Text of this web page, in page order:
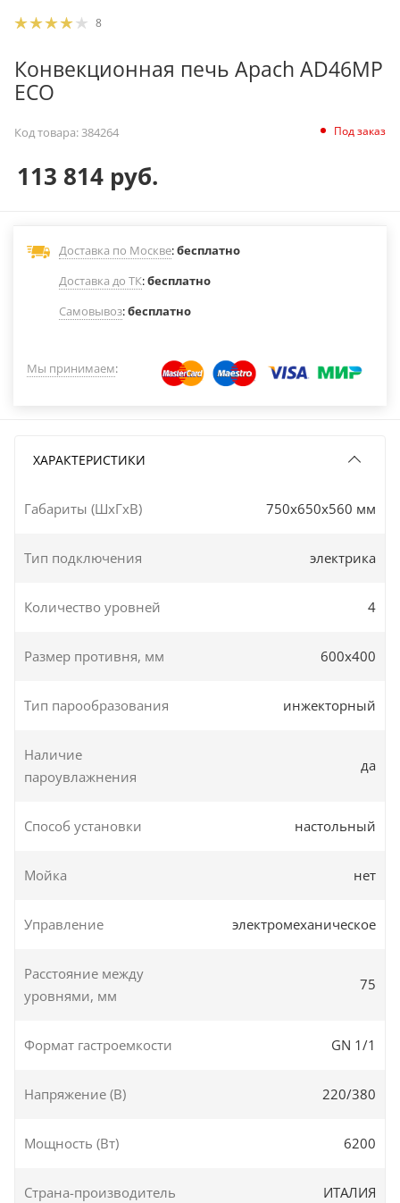
8
Конвекционная печь Apach AD46MP
ECO
Код товара:384264 Под заказ
113 814 руб.
Доставка по Москве:бесплатно
Доставка до ТК:бесплатно
Самовывоз:бесплатно
Мы принимаем:
ХАРАКТЕРИСТИКИ
Габариты (ШxГxВ) 750x650x560 мм
Тип подключения электрика
Количество уровней 4
Размер противня, мм 600х400
Тип парообразования инжекторный
Наличие
пароувлажнения
да
Способ установки настольный
Мойка нет
Управление электромеханическое
Расстояние между
уровнями, мм
75
Формат гастроемкости GN 1/1
Напряжение (В) 220/380
Мощность (Вт) 6200
Страна-производитель ИТАЛИЯ